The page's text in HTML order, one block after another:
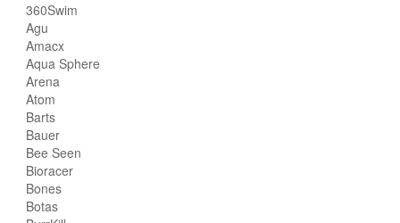
360Swim
Agu
Amacx
Aqua Sphere
Arena
Atom
Barts
Bauer
Bee Seen
Bioracer
Bones
Botas